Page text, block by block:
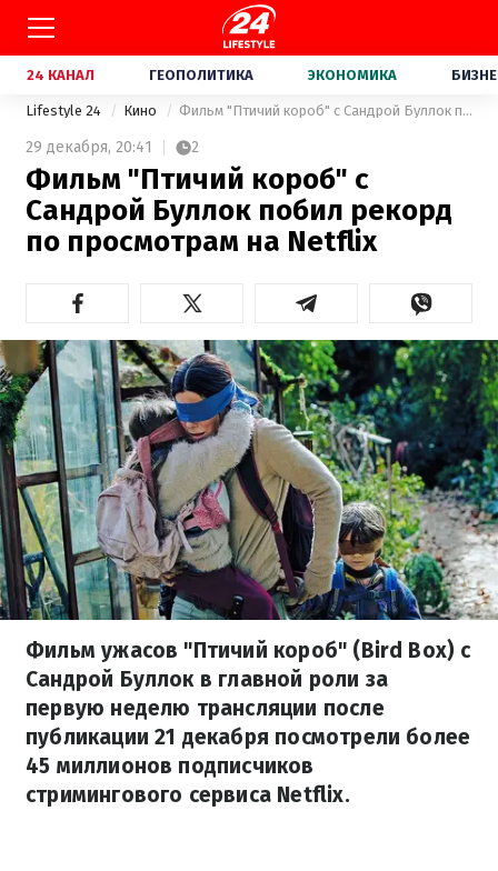
24 КАНАЛ ГЕОПОЛИТИКА ЭКОНОМИКА
Lifestyle 24 Кино Фильм "Птичий короб" с Сандрой Буллок побил рекорд по просмотрам на Netflix
29 декабря, 20:41 2
Фильм "Птичий короб" с
Сандрой Буллок побил рекорд
по просмотрам на Netflix
Фильм ужасов "Птичий короб" (Bird Box) с
Сандрой Буллок в главной роли за
первую неделю трансляции после
публикации 21 декабря посмотрели более
45 миллионов подписчиков
стримингового сервиса Netflix.